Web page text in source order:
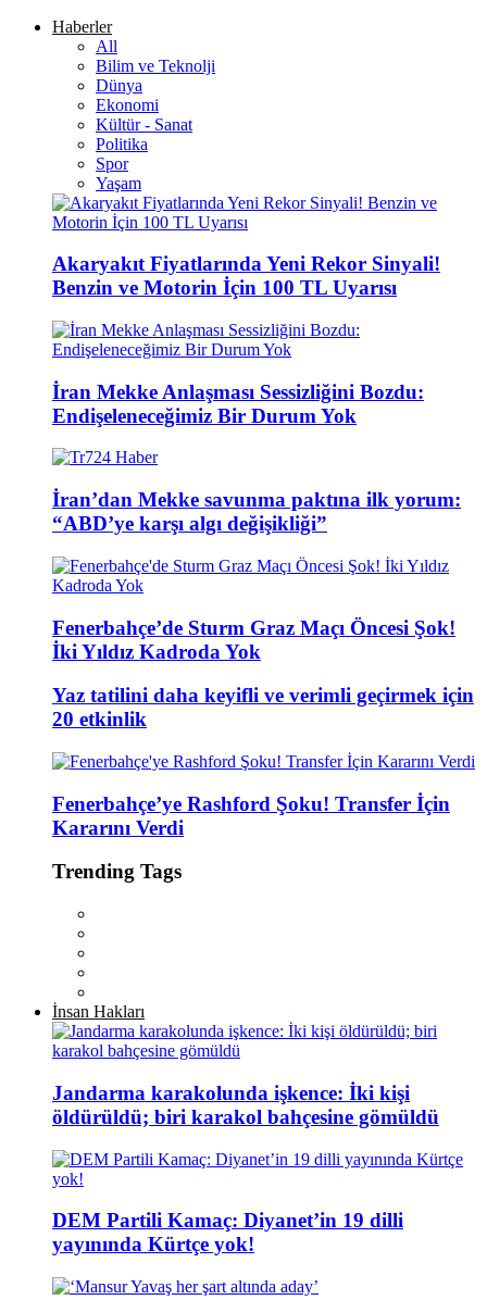
Haberler
All
Bilim ve Teknolji
Dünya
Ekonomi
Kültür - Sanat
Politika
Spor
Yaşam
Akaryakıt Fiyatlarında Yeni Rekor Sinyali!
Benzin ve Motorin İçin 100 TL Uyarısı
İran Mekke Anlaşması Sessizliğini Bozdu:
Endişeleneceğimiz Bir Durum Yok
İran’dan Mekke savunma paktına ilk yorum:
“ABD’ye karşı algı değişikliği”
Fenerbahçe’de Sturm Graz Maçı Öncesi Şok!
İki Yıldız Kadroda Yok
Yaz tatilini daha keyifli ve verimli geçirmek için
20 etkinlik
Fenerbahçe’ye Rashford Şoku! Transfer İçin
Kararını Verdi
Trending Tags
İnsan Hakları
Jandarma karakolunda işkence: İki kişi
öldürüldü; biri karakol bahçesine gömüldü
DEM Partili Kamaç: Diyanet’in 19 dilli
yayınında Kürtçe yok!